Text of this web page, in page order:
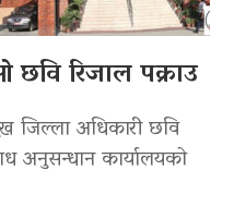
छवि रिजाल पक्राउ
जिल्ला अधिकारी छवि
अनुसन्धान कार्यालयको